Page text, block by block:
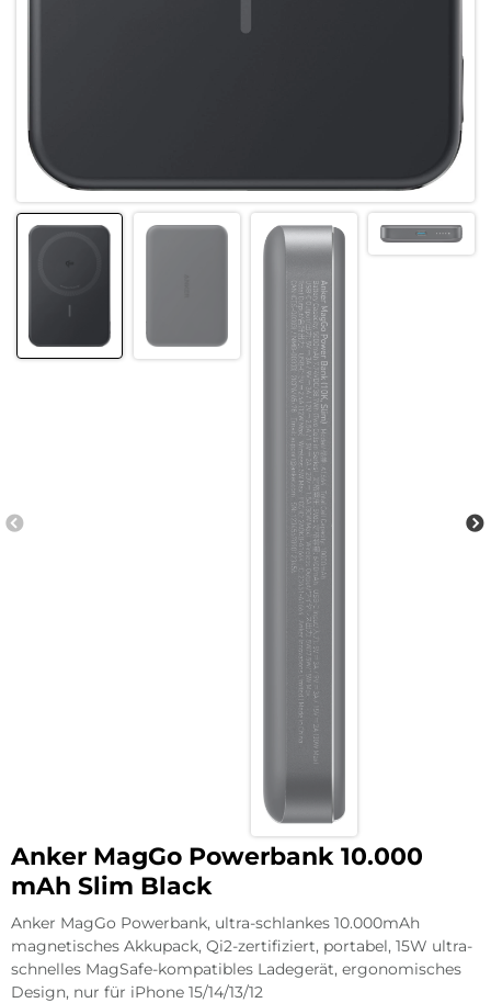
Anker MagGo Powerbank 10.000
mAh Slim Black
Anker MagGo Powerbank, ultra-schlankes 10.000mAh
magnetisches Akkupack, Qi2-zertifiziert, portabel, 15W ultra-
schnelles MagSafe-kompatibles Ladegerät, ergonomisches
Design, nur für iPhone 15/14/13/12